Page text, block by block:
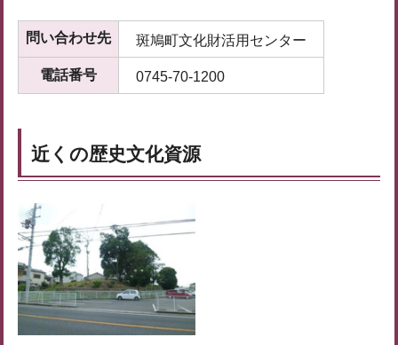
問い合わせ先 斑鳩町文化財活用センター
電話番号 0745-70-1200
近くの歴史文化資源